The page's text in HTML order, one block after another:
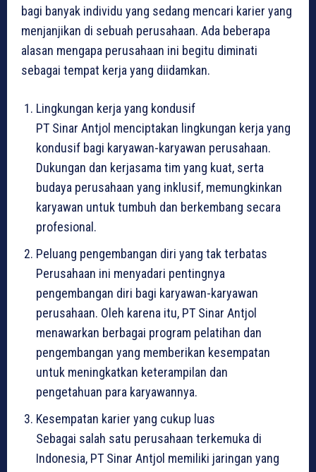
bagi banyak individu yang sedang mencari karier yang
menjanjikan di sebuah perusahaan. Ada beberapa
alasan mengapa perusahaan ini begitu diminati
sebagai tempat kerja yang diidamkan.
Lingkungan kerja yang kondusif
PT Sinar Antjol menciptakan lingkungan kerja yang
kondusif bagi karyawan-karyawan perusahaan.
Dukungan dan kerjasama tim yang kuat, serta
budaya perusahaan yang inklusif, memungkinkan
karyawan untuk tumbuh dan berkembang secara
profesional.
Peluang pengembangan diri yang tak terbatas
Perusahaan ini menyadari pentingnya
pengembangan diri bagi karyawan-karyawan
perusahaan. Oleh karena itu, PT Sinar Antjol
menawarkan berbagai program pelatihan dan
pengembangan yang memberikan kesempatan
untuk meningkatkan keterampilan dan
pengetahuan para karyawannya.
Kesempatan karier yang cukup luas
Sebagai salah satu perusahaan terkemuka di
Indonesia, PT Sinar Antjol memiliki jaringan yang